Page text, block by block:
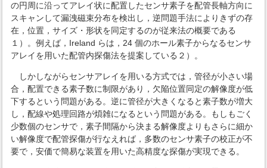
の円周に沿ってアレイ状に配置したセンサ素子を配管長軸方向に
スキャンして漏洩磁束分布を検出し，逆問題手法によりきずの存
在，位置，サイズ・形状を同定するのが従来法の概要である
１）。例えば，Ireland らは，24 個のホール素子からなるセンサ
アレイを用いた配管内探傷法を提案している２）。
しかしながらセンサアレイを用いる方式では，管径が小さい場
合，配置できる素子数に制限があり，欠陥位置同定の解像度が低
下するという問題がある。逆に管径が大きくなると素子数が増大
し，配線や処理回路が煩雑になるという問題がある。もしもごく
少数個のセンサで，素子間隔から決まる解像度よりもさらに細か
い解像度で配管探傷が行なえれば，多数のセンサ素子の校正が不
要で，安価で簡易な装置を用いた高精度な探傷が実現できる。